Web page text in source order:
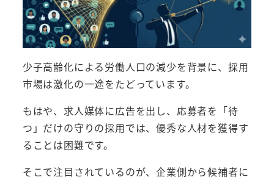
少子高齢化による労働人口の減少を背景に、採用
市場は激化の一途をたどっています。
もはや、求人媒体に広告を出し、応募者を「待
つ」だけの守りの採用では、優秀な人材を獲得す
ることは困難です。
そこで注目されているのが、企業側から候補者に